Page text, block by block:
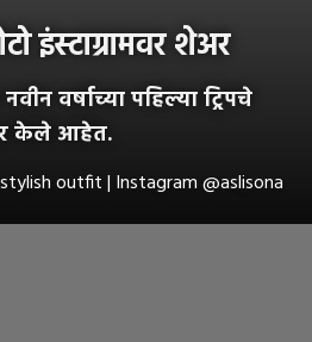
इंस्टाग्रामवर शेअर
वर्षाच्या पहिल्या ट्रिपचे
केले आहेत.
outfit | Instagram @aslisona